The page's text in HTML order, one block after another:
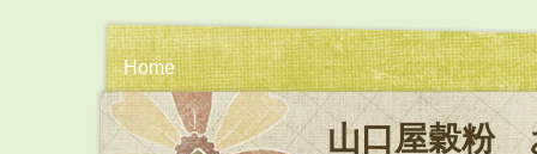
Home
山口屋穀粉